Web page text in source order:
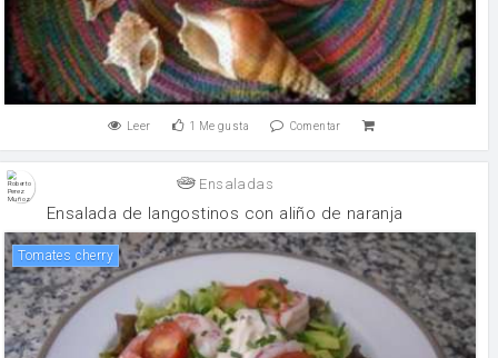
Leer 1 Me gusta Comentar
Ensaladas
Ensalada de langostinos con aliño de naranja
tomates cherry